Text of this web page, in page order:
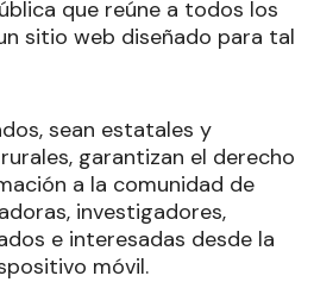
que reúne a todos los
sitio web diseñado para tal
sean estatales y
garantizan el derecho
a la comunidad de
investigadores,
e interesadas desde la
móvil.